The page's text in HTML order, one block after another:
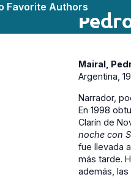
Favorite Authors
Mairal,
Argentina,
Narrador,
En 1998
Clarín de
noche con
fue llevada
más tarde.
además, las